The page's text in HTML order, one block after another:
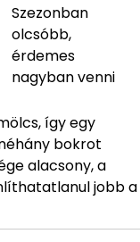
Szezonban
olcsóbb,
érdemes
nagyban venni
így egy
bokrot
alacsony, a
jobb a